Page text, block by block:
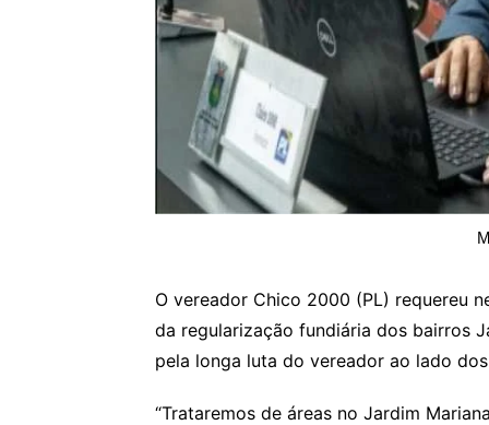
O vereador Chico 2000 (PL) requereu
da regularização fundiária dos bairros
pela longa luta do vereador ao lado
“Trataremos de áreas no Jardim